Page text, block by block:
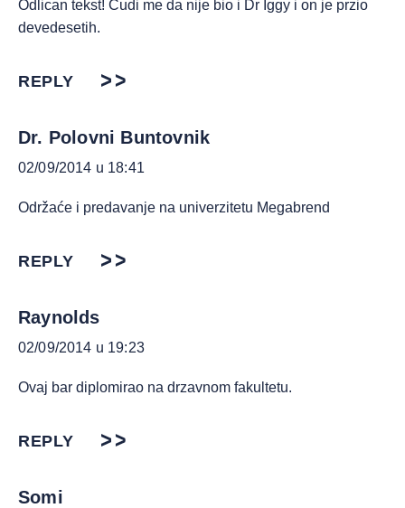
Odlican tekst! Cudi me da nije bio i Dr Iggy i on je przio
devedesetih.
REPLY
Dr. Polovni Buntovnik
02/09/2014 u 18:41
Održaće i predavanje na univerzitetu Megabrend
REPLY
Raynolds
02/09/2014 u 19:23
Ovaj bar diplomirao na drzavnom fakultetu.
REPLY
Somi